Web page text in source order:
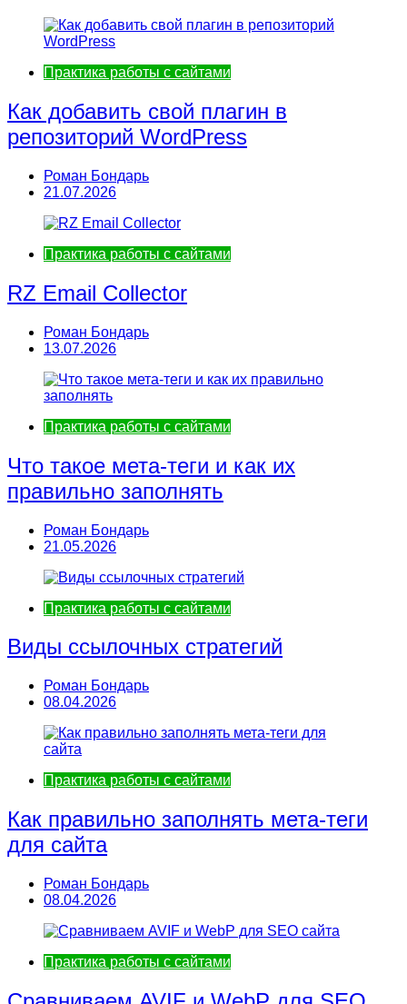
Практика работы с сайтами
Как добавить свой плагин в
репозиторий WordPress
Роман Бондарь
21.07.2026
Практика работы с сайтами
RZ Email Collector
Роман Бондарь
13.07.2026
Практика работы с сайтами
Что такое мета-теги и как их
правильно заполнять
Роман Бондарь
21.05.2026
Практика работы с сайтами
Виды ссылочных стратегий
Роман Бондарь
08.04.2026
Практика работы с сайтами
Как правильно заполнять мета-теги
для сайта
Роман Бондарь
08.04.2026
Практика работы с сайтами